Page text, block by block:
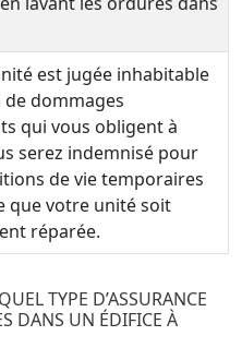
est jugée inhabitable
de dommages
qui vous obligent à
serez indemnisé pour
de vie temporaires
que votre unité soit
réparée.
TYPE D’ASSURANCE
DANS UN ÉDIFICE À